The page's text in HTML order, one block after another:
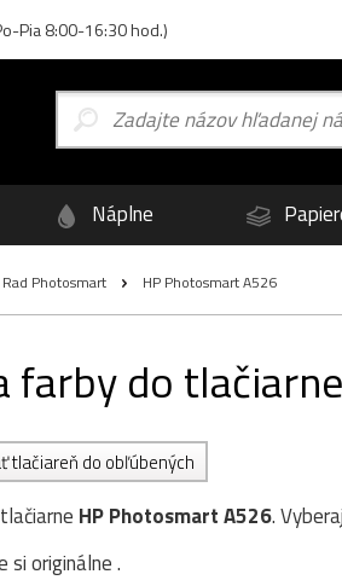
Pia 8:00-16:30 hod.)
Náplne
Rad Photosmart HP Photosmart A526
farby do
tlačiareň do obľúbených
HP Photosmart A526.
si originálne .